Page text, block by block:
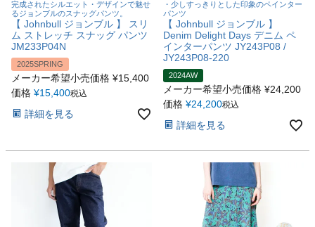
完成されたシルエット・デザインで魅せ
るジョンブルのスナッグパンツ。
【 Johnbull ジョンブル 】 スリ
ム ストレッチ スナッグ パンツ
JM233P04N
2025SPRING
メーカー希望小売価格 ¥15,400
価格 ¥15,400税込
詳細を見る
・少しすっきりとした印象のペインター
パンツ
【 Johnbull ジョンブル 】
Denim Delight Days デニム ペ
インターパンツ JY243P08 /
JY243P08-220
2024AW
メーカー希望小売価格 ¥24,200
価格 ¥24,200税込
詳細を見る